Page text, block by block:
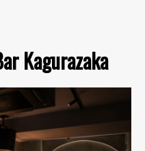
Kagurazaka